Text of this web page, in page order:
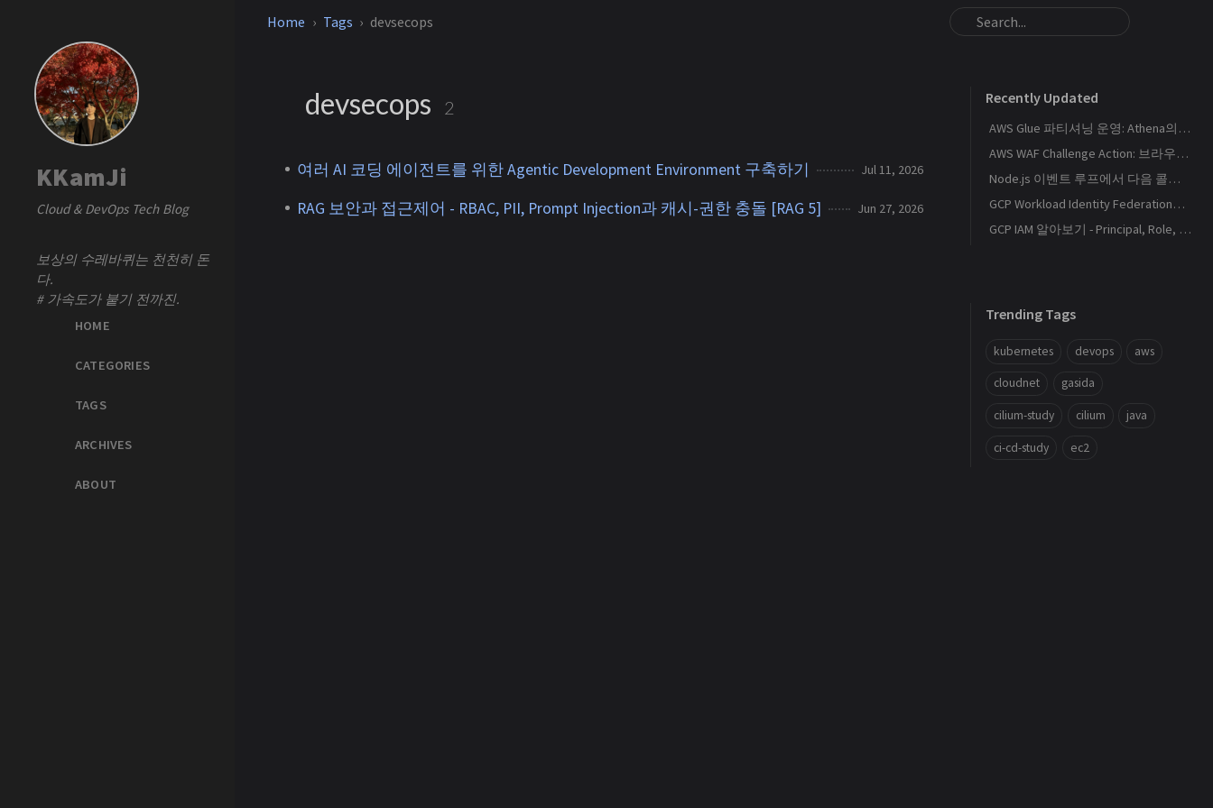
KKamJi
Cloud & DevOps Tech Blog
보상의 수레바퀴는 천천히 돈
다.
# 가속도가 붙기 전까진.
HOME
CATEGORIES
TAGS
ARCHIVES
ABOUT
Home Tags devsecops
devsecops 2
여러 AI 코딩 에이전트를 위한 Agentic Development Environment 구축하기 Jul 11, 2026
RAG 보안과 접근제어 - RBAC, PII, Prompt Injection과 캐시-권한 충돌 [RAG 5] Jun 27, 2026
Recently Updated
AWS Glue 파티셔닝 운영: Athena의 S3 스캔량을 줄이는 Catalog와 Projection 설계
AWS WAF Challenge Action: 브라우저 토큰과 SPA 요청 경계를 이해하기
Node.js 이벤트 루프에서 다음 콜백이 실행되는 순서
GCP Workload Identity Federation으로 외부 워크로드에 키 없이 권한 부여하기
GCP IAM 알아보기 - Principal, Role, Policy, Service Account
Trending Tags
kubernetes devops aws
cloudnet gasida
cilium-study cilium java
ci-cd-study ec2